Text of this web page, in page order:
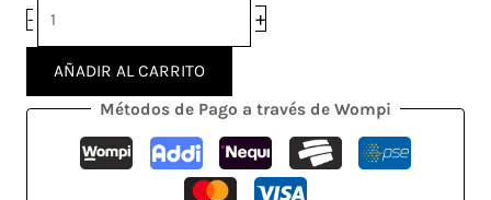
- +
AÑADIR AL CARRITO
Métodos de Pago a través de Wompi